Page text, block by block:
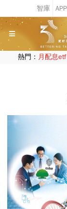
熱門： 月配息etf